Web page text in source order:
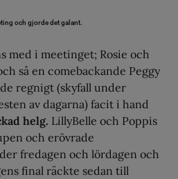
och gjorde det galant.
med i meetinget; Rosie och
så en comebackande Peggy
regnigt (skyfall under
av dagarna) facit i hand
helg. LillyBelle och Poppis
och erövrade
fredagen och lördagen och
final räckte sedan till